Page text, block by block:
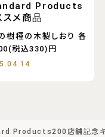
Products
スメ商品
樹種の木製しおり 各
税込330)円
Products200店舗記念キ